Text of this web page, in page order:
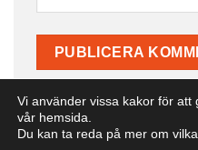
Vi använder vissa kakor för
vår hemsida.
Du kan ta reda på mer om